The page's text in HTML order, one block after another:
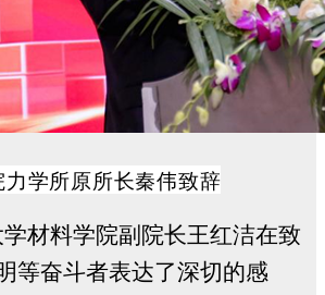
力学所原所长秦伟致辞
材料学院副院长王红洁在致
等奋斗者表达了深切的感